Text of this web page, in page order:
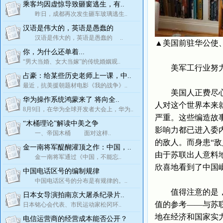
乘客均因虚惊导致砸窗逃生，有..
昨日，成都再次发生砸车玻璃逃生..
汉语是伟大的，英语是愚蠢的
汉语是伟大的，英语是愚蠢的 ..
你，为什么还单着...
“男大当婚、女大当嫁”的传统婚姻观..
占豪：给某些历史老师上一课，中..
最近，抗美援朝题材电影《我的战争》..
华为操作系统鸿蒙来了 将向全..
8月9日，在华为全球开发者大会上，华为..
“木桶理论”解读中美之争
一、帝国木桶 面对这样..
金一南将军醍醐灌顶之作：中国，..
金一南将军通过《中国，不能忘..
中国电话区号的编制规律
中国电话区号的分布是有规律的。..
日本女导演拍南京大屠杀纪录片..
日本铭心会代表、市民运动家松冈环..
电信运营商的经营成本能否公开？
▲美国前驻华公使
美军工行业努力
美国人正费尽心
人对这个世界本来
严重。这些编造故
影响力都已进入委
的敌人。而身患“
由于苏联出人意料
欣喜地看到了中国
值得注意的是，
值的参考——与苏
地在经济和国家实